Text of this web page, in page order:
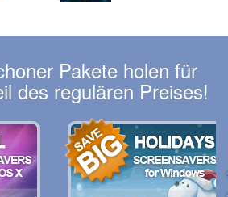
Pakete holen für
des regulären Preises!